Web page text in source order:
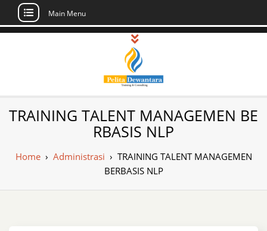
Skip
Main Menu
Pusat Pelatihan
dan Sertifikasi –
Daftar Training
Indonesia
Sertifikasi di Indonesia
TRAINING TALENT MANAGEMEN BE
RBASIS NLP
Home› Administrasi › TRAINING TALENT MANAGEMEN
BERBASIS NLP